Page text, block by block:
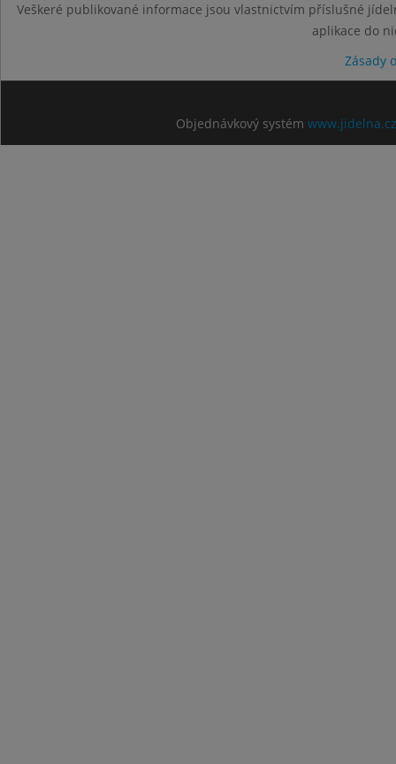
Veškeré publikované informace jsou vlastnictvím příslušné
aplikace do
Zásady
Objednávkový systém www.jidelna.cz